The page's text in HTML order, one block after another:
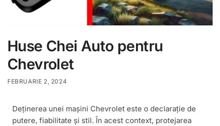
Huse Chei Auto pentru
Chevrolet
FEBRUARIE 2, 2024
Deținerea unei mașini Chevrolet este o declarație de
putere, fiabilitate și stil. În acest context, protejarea